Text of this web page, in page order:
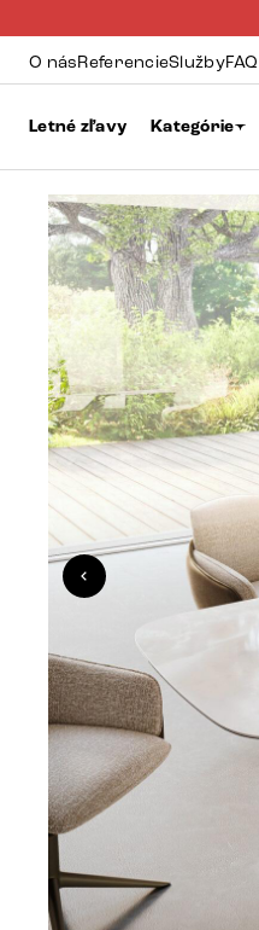
O násReferencieSlužbyFAQ
Letné zľavy Kategórie